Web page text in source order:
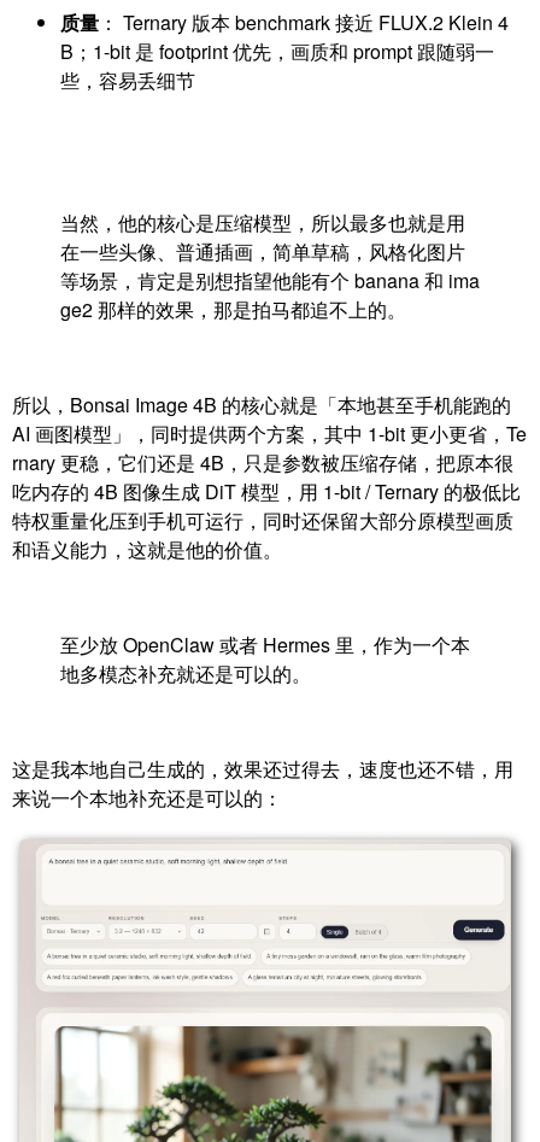
质量 ： Ternary 版本 benchmark 接近 FLUX.2 Klein 4
B；1-bit 是 footprint 优先，画质和 prompt 跟随弱一
些，容易丢细节
当然，他的核心是压缩模型，所以最多也就是用
在一些头像、普通插画，简单草稿，风格化图片
等场景，肯定是别想指望他能有个 banana 和 ima
ge2 那样的效果，那是拍马都追不上的。
所以，Bonsai Image 4B 的核心就是「本地甚至手机能跑的
AI 画图模型」，同时提供两个方案，其中 1-bit 更小更省，Te
rnary 更稳，它们还是 4B，只是参数被压缩存储，把原本很
吃内存的 4B 图像生成 DiT 模型，用 1-bit / Ternary 的极低比
特权重量化压到手机可运行，同时还保留大部分原模型画质
和语义能力，这就是他的价值。
至少放 OpenClaw 或者 Hermes 里，作为一个本
地多模态补充就还是可以的。
这是我本地自己生成的，效果还过得去，速度也还不错，用
来说一个本地补充还是可以的：